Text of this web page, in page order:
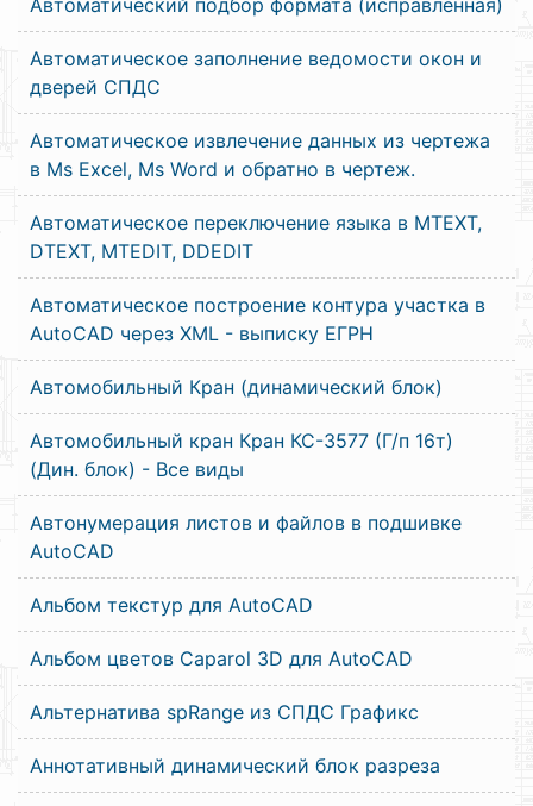
Автоматический подбор формата (исправленная)
Автоматическое заполнение ведомости окон и
дверей СПДС
Автоматическое извлечение данных из чертежа
в Ms Excel, Ms Word и обратно в чертеж.
Автоматическое переключение языка в MTEXT,
DTEXT, MTEDIT, DDEDIT
Автоматическое построение контура участка в
AutoCAD через XML - выписку ЕГРН
Автомобильный Кран (динамический блок)
Автомобильный кран Кран КС-3577 (Г/п 16т)
(Дин. блок) - Все виды
Автонумерация листов и файлов в подшивке
AutoCAD
Альбом текстур для AutoCAD
Альбом цветов Caparol 3D для AutoCAD
Альтернатива spRange из СПДС Графикс
Аннотативный динамический блок разреза